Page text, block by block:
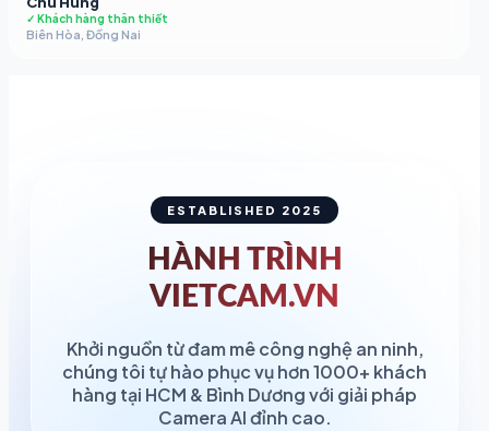
✓ Khách hàng thân thiết
Biên Hòa, Đồng Nai
ESTABLISHED 2025
HÀNH TRÌNH
VIETCAM.VN
Khởi nguồn từ đam mê công nghệ an ninh,
chúng tôi tự hào phục vụ hơn 1000+ khách
hàng tại HCM & Bình Dương với giải pháp
Camera AI đỉnh cao.